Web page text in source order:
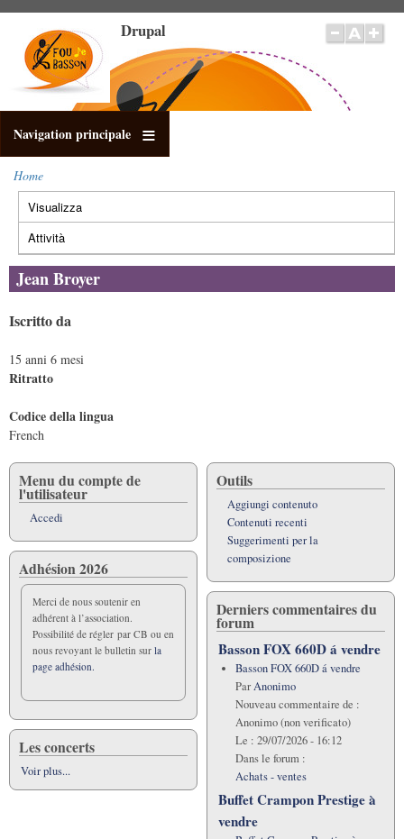
contenuto
principale
Drupal
Navigation principale
Briciole
di
pane
Home
Schede
primarie
Visualizza
attiva)
Attività
Jean Broyer
Iscritto da
15 anni 6 mesi
Ritratto
Codice della lingua
French
Menu du compte de
l'utilisateur
Accedi
Adhésion 2026
Merci de nous soutenir en
adhérent à l’association.
Possibilité de régler par CB ou en
nous revoyant le bulletin sur la
page adhésion.
Les concerts
Voir plus...
Outils
Aggiungi contenuto
Contenuti recenti
Suggerimenti per la
composizione
Derniers commentaires du
forum
Basson FOX 660D á vendre
Basson FOX 660D á vendre
ParAnonimo
Nouveau commentaire de :
Anonimo (non verificato)
Le : 29/07/2026 - 16:12
Dans le forum :
Achats - ventes
Buffet Crampon Prestige à
vendre